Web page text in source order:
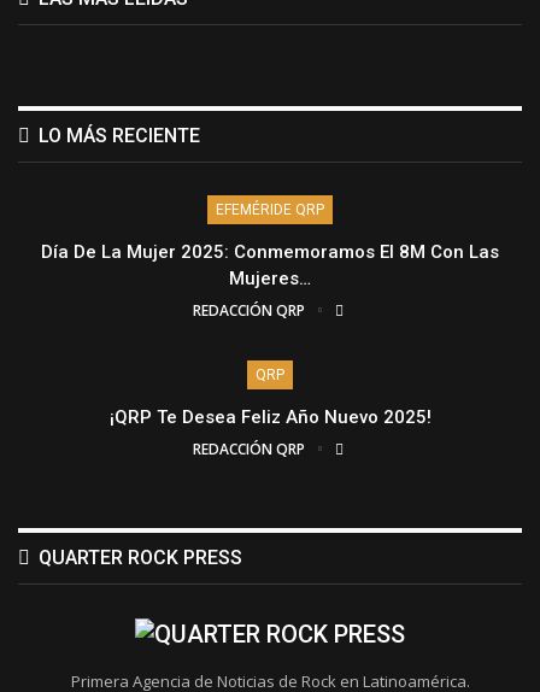
LO MÁS RECIENTE
EFEMÉRIDE QRP
Día De La Mujer 2025: Conmemoramos El 8M Con Las
Mujeres…
REDACCIÓN QRP
QRP
¡QRP Te Desea Feliz Año Nuevo 2025!
REDACCIÓN QRP
QUARTER ROCK PRESS
Primera Agencia de Noticias de Rock en Latinoamérica.